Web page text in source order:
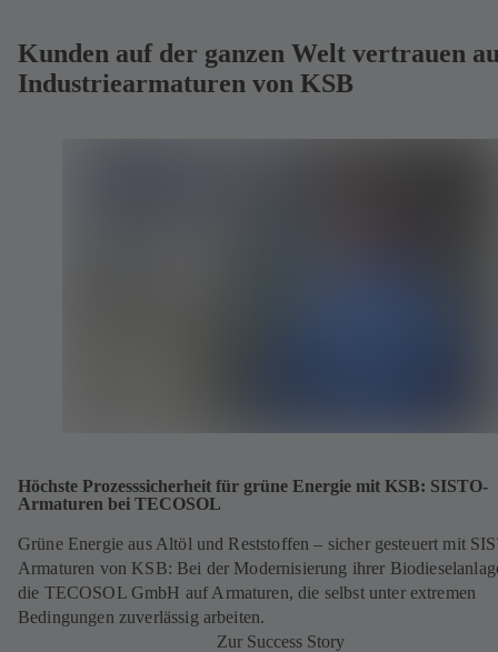
Kunden auf der ganzen Welt vertrauen
Industriearmaturen von KSB
Höchste Prozesssicherheit für grüne Energie mit KSB: SISTO-
Armaturen bei TECOSOL
Grüne Energie aus Altöl und Reststoffen – sicher gesteuert mit
Armaturen von KSB: Bei der Modernisierung ihrer
die TECOSOL GmbH auf Armaturen, die selbst unter extremen
Bedingungen zuverlässig arbeiten.
Zur Success Story